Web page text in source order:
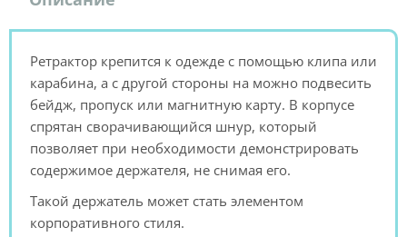
Ретрактор крепится к одежде с помощью клипа или
карабина, а с другой стороны на можно подвесить
бейдж, пропуск или магнитную карту. В корпусе
спрятан сворачивающийся шнур, который
позволяет при необходимости демонстрировать
содержимое держателя, не снимая его.
Такой держатель может стать элементом
корпоративного стиля.